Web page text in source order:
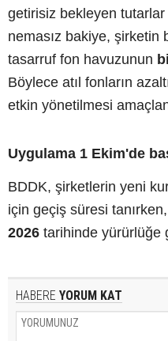
getirisiz bekleyen tutarlar
nemasız bakiye, şirketin
tasarruf fon havuzunun
Böylece atıl fonların
etkin yönetilmesi
Uygulama 1 Ekim'de
BDDK, şirketlerin yeni
için geçiş süresi
2026 tarihinde yürürlüğe
HABERE YORUM KAT